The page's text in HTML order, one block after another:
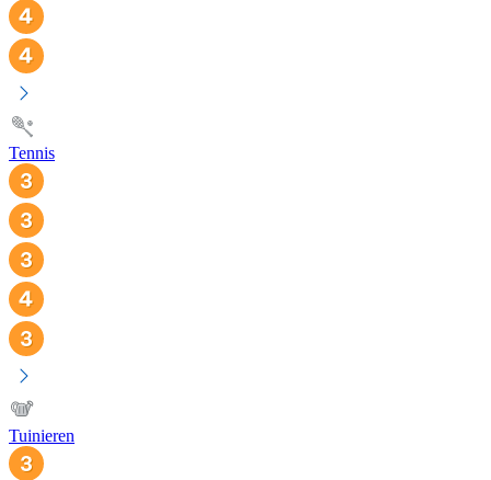
Tennis
Tuinieren